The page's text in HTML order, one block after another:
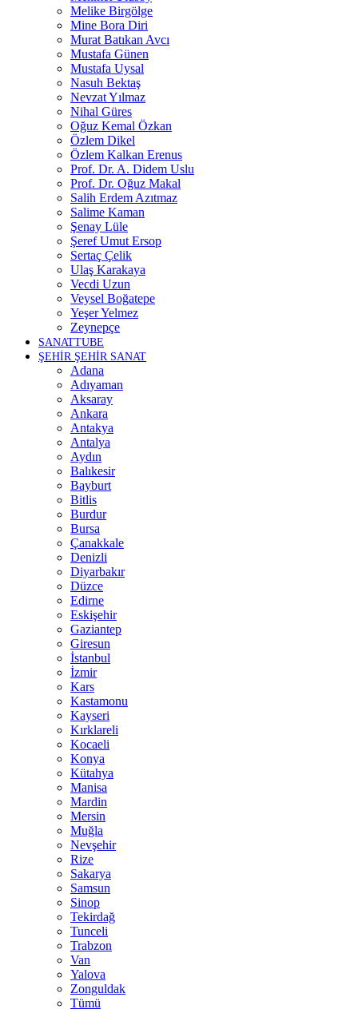
Melike Birgölge
Mine Bora Diri
Murat Batıkan Avcı
Mustafa Günen
Mustafa Uysal
Nasuh Bektaş
Nevzat Yılmaz
Nihal Güres
Oğuz Kemal Özkan
Özlem Dikel
Özlem Kalkan Erenus
Prof. Dr. A. Didem Uslu
Prof. Dr. Oğuz Makal
Salih Erdem Azıtmaz
Salime Kaman
Şenay Lüle
Şeref Umut Ersop
Sertaç Çelik
Ulaş Karakaya
Vecdi Uzun
Veysel Boğatepe
Yeşer Yelmez
Zeynepçe
SANATTUBE
ŞEHİR ŞEHİR SANAT
Adana
Adıyaman
Aksaray
Ankara
Antakya
Antalya
Aydın
Balıkesir
Bayburt
Bitlis
Burdur
Bursa
Çanakkale
Denizli
Diyarbakır
Düzce
Edirne
Eskişehir
Gaziantep
Giresun
İstanbul
İzmir
Kars
Kastamonu
Kayseri
Kırklareli
Kocaeli
Konya
Kütahya
Manisa
Mardin
Mersin
Muğla
Nevşehir
Rize
Sakarya
Samsun
Sinop
Tekirdağ
Tunceli
Trabzon
Van
Yalova
Zonguldak
Tümü